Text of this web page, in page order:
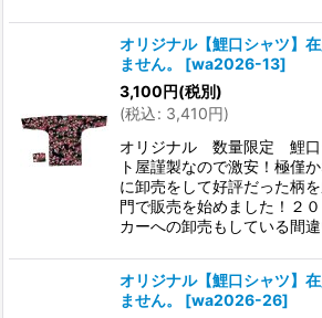
オリジナル【鯉口シャツ】
ません。
[wa2026-13]
3,100円(税別)
(税込: 3,410円)
オリジナル 数量限定 鯉口
ト屋謹製なので激安！極僅
に卸売をして好評だった柄
門で販売を始めました！２
カーへの卸売もしている間
オリジナル【鯉口シャツ】
ません。
[wa2026-26]